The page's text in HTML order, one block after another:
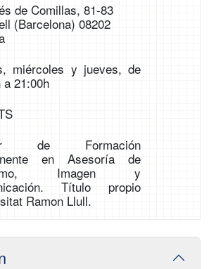
de Comillas, 81-83
(Barcelona) 08202
miércoles y jueves, de
a 21:00h
de Formación
en Asesoría de
Imagen y
Título propio
Ramon Llull.